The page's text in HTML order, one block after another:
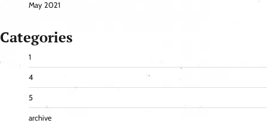
May 2021
Categories
1
4
5
archive